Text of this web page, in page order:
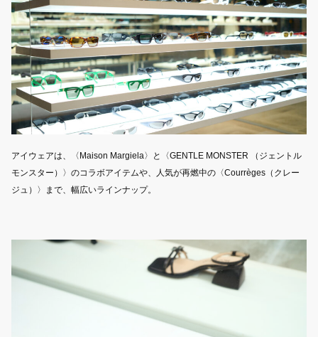
アイウェアは、〈Maison Margiela〉と〈GENTLE MONSTER （ジェントル
モンスター）〉のコラボアイテムや、人気が再燃中の〈Courrèges（クレー
ジュ）〉まで、幅広いラインナップ。